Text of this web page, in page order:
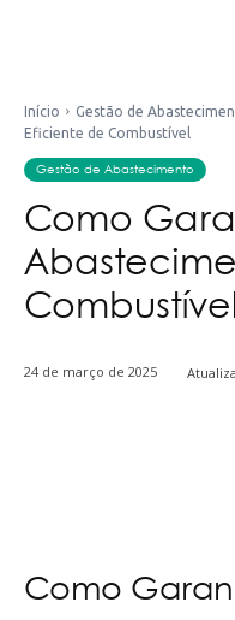
Início Gestão de
Eficiente de Combustível
Gestão de Abastecimento
Como
Combustível
24 de março de 2025
Como